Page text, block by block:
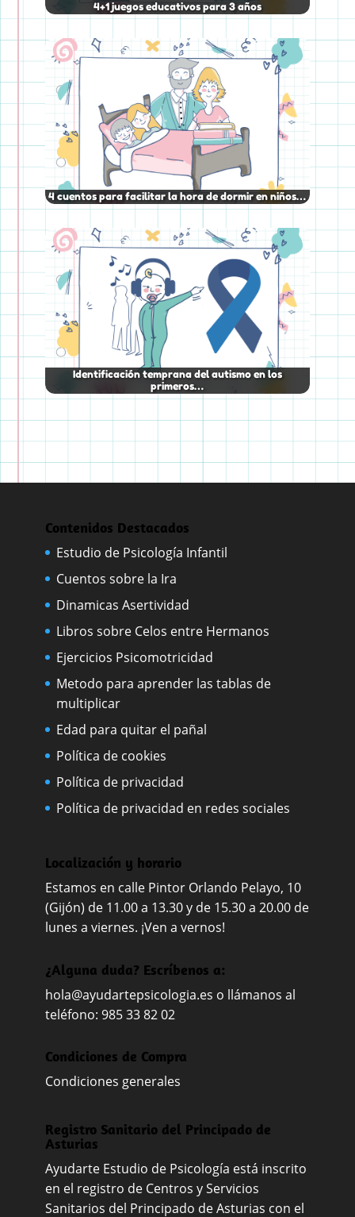
4+1 juegos educativos para 3 años
4 cuentos para facilitar la hora de dormir en niños…
Identificación temprana del autismo en los
primeros…
Contenidos Destacados
Estudio de Psicología Infantil
Cuentos sobre la Ira
Dinamicas Asertividad
Libros sobre Celos entre Hermanos
Ejercicios Psicomotricidad
Metodo para aprender las tablas de
multiplicar
Edad para quitar el pañal
Política de cookies
Política de privacidad
Política de privacidad en redes sociales
Localización y horario
Estamos en calle Pintor Orlando Pelayo, 10
(Gijón) de 11.00 a 13.30 y de 15.30 a 20.00 de
lunes a viernes. ¡Ven a vernos!
¿Alguna duda? Escríbenos a:
hola@ayudartepsicologia.es o llámanos al
teléfono: 985 33 82 02
Condiciones de Compra
Condiciones generales
Registro Sanitario del Principado de
Asturias
Ayudarte Estudio de Psicología está inscrito
en el registro de Centros y Servicios
Sanitarios del Principado de Asturias con el